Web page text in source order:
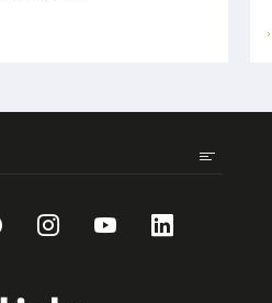
FacebookInstagram
YouTubeLinkedIn